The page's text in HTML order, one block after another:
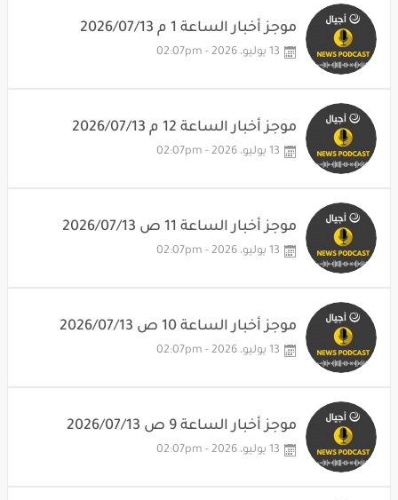
موجز أخبار الساعة 1 م 2026/07/13
13 يوليو، 2026 - 02:07pm
موجز أخبار الساعة 12 م 2026/07/13
13 يوليو، 2026 - 02:07pm
موجز أخبار الساعة 11 ص 2026/07/13
13 يوليو، 2026 - 02:07pm
موجز أخبار الساعة 10 ص 2026/07/13
13 يوليو، 2026 - 02:07pm
موجز أخبار الساعة 9 ص 2026/07/13
13 يوليو، 2026 - 02:07pm